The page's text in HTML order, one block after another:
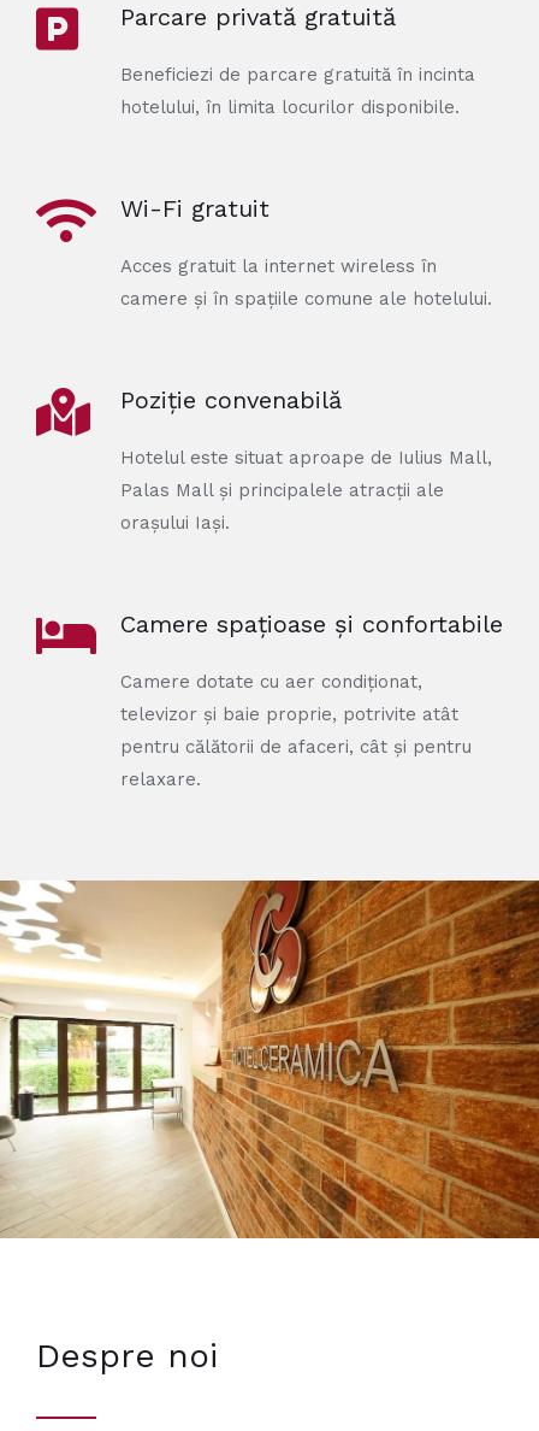
Parcare privată gratuită
Beneficiezi de parcare gratuită în incinta
hotelului, în limita locurilor disponibile.
Wi-Fi gratuit
Acces gratuit la internet wireless în
camere și în spațiile comune ale hotelului.
Poziție convenabilă
Hotelul este situat aproape de Iulius Mall,
Palas Mall și principalele atracții ale
orașului Iași.
Camere spațioase și confortabile
Camere dotate cu aer condiționat,
televizor și baie proprie, potrivite atât
pentru călătorii de afaceri, cât și pentru
relaxare.
Despre noi